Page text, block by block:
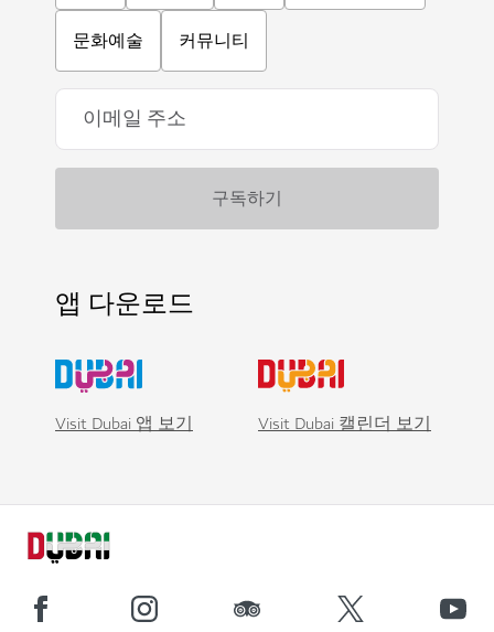
문화예술 커뮤니티
앱 다운로드
Visit Dubai 앱 보기 Visit Dubai 캘린더 보기